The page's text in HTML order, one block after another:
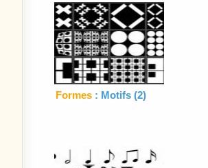
Formes : Motifs (2)